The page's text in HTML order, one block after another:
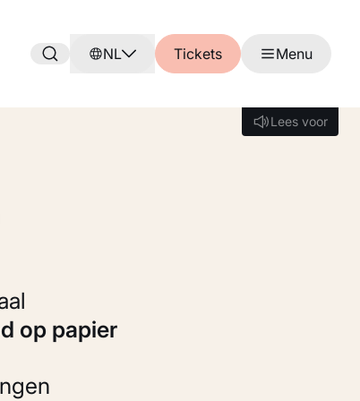
NL Tickets Menu
Lees voor
Lees voor
op papier